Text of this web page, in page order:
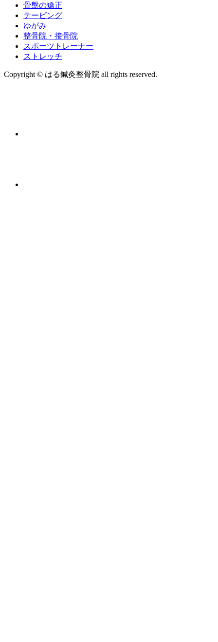
骨盤の矯正
テーピング
ゆがみ
整骨院・接骨院
スポーツトレーナー
ストレッチ
Copyright © はる鍼灸整骨院 all rights reserved.